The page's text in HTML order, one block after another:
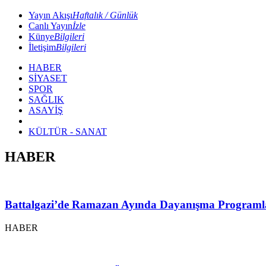
Yayın AkışıHaftalık / Günlük
Canlı Yayınİzle
KünyeBilgileri
İletişimBilgileri
HABER
SİYASET
SPOR
SAĞLIK
ASAYİŞ
KÜLTÜR - SANAT
HABER
Battalgazi’de Ramazan Ayında Dayanışma
HABER